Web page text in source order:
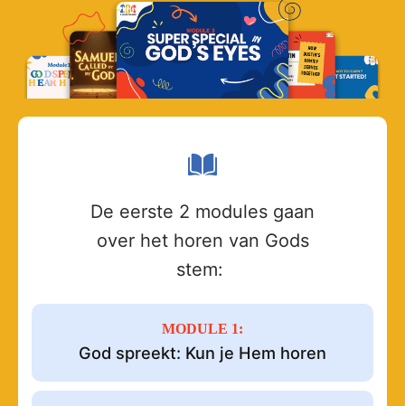
De eerste 2 modules gaan
over het horen van Gods
stem:
MODULE 1:
God spreekt: Kun je Hem horen